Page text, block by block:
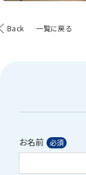
Back 一覧に戻る
お名前